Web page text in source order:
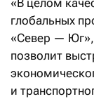
«В целом
глобальных
«Север — Юг»,
позволит
и